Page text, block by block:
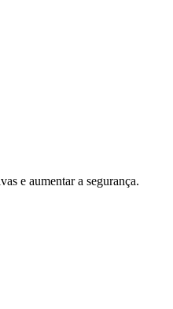
e aumentar a segurança.